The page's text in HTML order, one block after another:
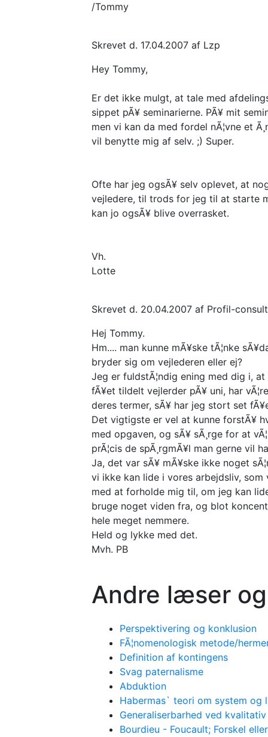
/Tommy
Skrevet d. 17.04.2007 af Lzp
Hey Tommy,
Er det ikke mulgt, at tale med
sippet pÃ¥ seminarierne. PÃ¥ mit
men vi kan da med fordel nÃ¦vne et
vil benytte mig af selv. ;) Super.
Ofte har jeg ogsÃ¥ selv oplevet, at
vejledere, til trods for jeg til at starte
kan jo ogsÃ¥ blive overrasket.
Vh.
Lotte
Skrevet d. 20.04.2007 af Profil-consult
Hej Tommy.
Hm.... man kunne mÃ¥ske tÃ¦nke
bryder sig om vejlederen eller ej?
Jeg er fuldstÃ¦ndig ening med dig i,
fÃ¥et tildelt vejlerder pÃ¥ uni, har
deres termer, sÃ¥ har jeg stort set
Det vigtigste er vel at kunne forstÃ¥
med opgaven, og sÃ¥ sÃ¸rge for at
prÃ¦cis de spÃ¸rgmÃ¥l man gerne vil
Ja, det var sÃ¥ mÃ¥ske ikke noget
vi ikke kan lide i vores arbejdsliv,
med at forholde mig til, om jeg kan
bruge noget viden fra, og blot
hele meget nemmere.
Held og lykke med det.
Mvh. PB
Andre læser
Perspektivering og konklusion
FÃ¦nomenologisk metode/
Definition af kontingens
Svag paternalisme
Abduktion
Habermas` teori om system og
Generaliserbarhed ved
Bourdieu - Foucault; Forskel